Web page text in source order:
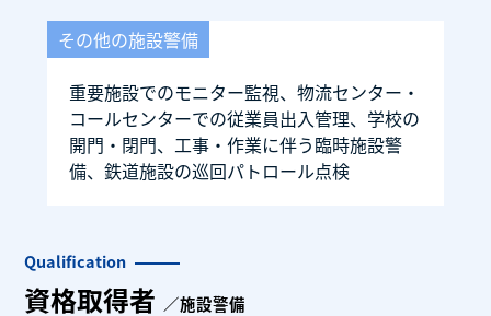
その他の施設警備
重要施設でのモニター監視、物流センター・
コールセンターでの従業員出入管理、学校の
開門・閉門、工事・作業に伴う臨時施設警
備、鉄道施設の巡回パトロール点検
Qualification
資格取得者 ／施設警備